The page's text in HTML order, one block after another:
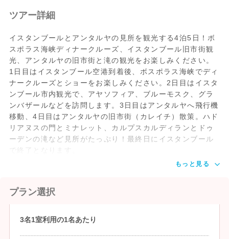
ツアー詳細
イスタンブールとアンタルヤの見所を観光する4泊5日！ボ
スポラス海峡ディナークルーズ、イスタンブール旧市街観
光、アンタルヤの旧市街と滝の観光をお楽しみください。
1日目はイスタンブール空港到着後、ボスポラス海峡でディ
ナークルーズとショーをお楽しみください。2日目はイスタ
ンブール市内観光で、アヤソフィア、ブルーモスク、グラ
ンバザールなどを訪問します。3日目はアンタルヤへ飛行機
移動、4日目はアンタルヤの旧市街（カレイチ）散策。ハド
リアヌスの門とミナレット、カルプスカルディランとドゥ
ーデンの滝など見所がたっぷり！最終日にイスタンブール
で終了となります。
もっと見る
プラン選択
3名1室利用の1名あたり